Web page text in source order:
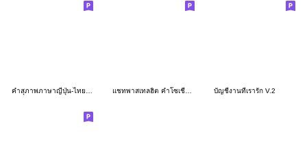
บัญชีงานที่เรารัก V.2